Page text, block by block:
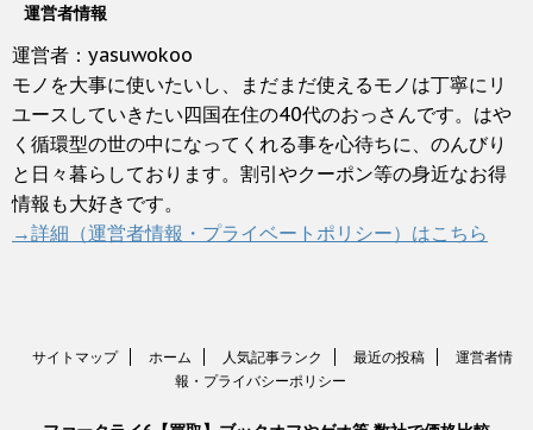
運営者情報
運営者：yasuwokoo
モノを大事に使いたいし、まだまだ使えるモノは丁寧にリ
ユースしていきたい四国在住の40代のおっさんです。はや
く循環型の世の中になってくれる事を心待ちに、のんびり
と日々暮らしております。割引やクーポン等の身近なお得
情報も大好きです。
→詳細（運営者情報・プライベートポリシー）はこちら
サイトマップ ホーム 人気記事ランク 最近の投稿
運営者情
報・プライバシーポリシー